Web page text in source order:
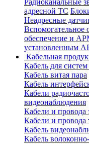
Радиоканальные
адресной ТС
Неадресные
Вспомогательное
обеспечение и
установленным
Кабельная
Кабель для
Кабель витая пара
Кабель
Кабели
видеонаблюдения
Кабели и провода
Кабели и провода
Кабель
Кабель